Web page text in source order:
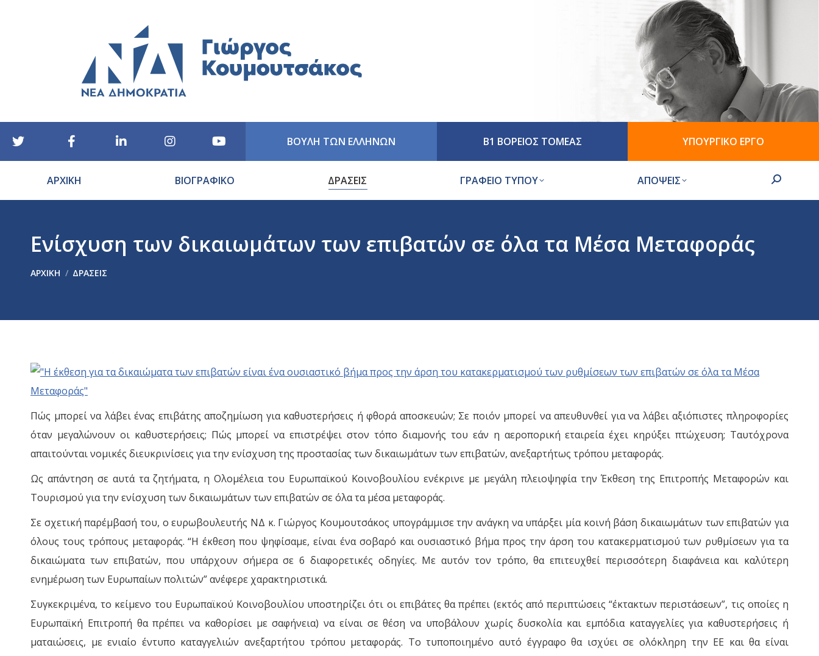
ΒΟΥΛΗ ΤΩΝ ΕΛΛΗΝΩΝ Β1 ΒΟΡΕΙΟΣ ΤΟΜΕΑΣ ΥΠΟΥΡΓΙΚΟ ΕΡΓΟ
ΑΡΧΙΚΗ ΒΙΟΓΡΑΦΙΚΟ ΔΡΑΣΕΙΣ ΓΡΑΦΕΙΟ ΤΥΠΟΥ ΑΠΟΨΕΙΣ Search:
Ενίσχυση των δικαιωμάτων των επιβατών σε όλα τα Μέσα Μεταφοράς
ΑΡΧΙΚΉ ΔΡΑΣΕΙΣ
Πώς μπορεί να λάβει ένας επιβάτης αποζημίωση για καθυστερήσεις ή φθορά αποσκευών; Σε ποιόν μπορεί να απευθυνθεί για να λάβει αξιόπιστες πληροφορίες
όταν μεγαλώνουν οι καθυστερήσεις; Πώς μπορεί να επιστρέψει στον τόπο διαμονής του εάν η αεροπορική εταιρεία έχει κηρύξει πτώχευση; Ταυτόχρονα
απαιτούνται νομικές διευκρινίσεις για την ενίσχυση της προστασίας των δικαιωμάτων των επιβατών, ανεξαρτήτως τρόπου μεταφοράς.
Ως απάντηση σε αυτά τα ζητήματα, η Ολομέλεια του Ευρωπαϊκού Κοινοβουλίου ενέκρινε με μεγάλη πλειοψηφία την Έκθεση της Επιτροπής Μεταφορών και
Τουρισμού για την ενίσχυση των δικαιωμάτων των επιβατών σε όλα τα μέσα μεταφοράς.
Σε σχετική παρέμβασή του, ο ευρωβουλευτής ΝΔ κ. Γιώργος Κουμουτσάκος υπογράμμισε την ανάγκη να υπάρξει μία κοινή βάση δικαιωμάτων των επιβατών για
όλους τους τρόπους μεταφοράς. “Η έκθεση που ψηφίσαμε, είναι ένα σοβαρό και ουσιαστικό βήμα προς την άρση του κατακερματισμού των ρυθμίσεων για τα
δικαιώματα των επιβατών, που υπάρχουν σήμερα σε 6 διαφορετικές οδηγίες. Με αυτόν τον τρόπο, θα επιτευχθεί περισσότερη διαφάνεια και καλύτερη
ενημέρωση των Ευρωπαίων πολιτών” ανέφερε χαρακτηριστικά.
Συγκεκριμένα, το κείμενο του Ευρωπαϊκού Κοινοβουλίου υποστηρίζει ότι οι επιβάτες θα πρέπει (εκτός από περιπτώσεις “έκτακτων περιστάσεων”, τις οποίες η
Ευρωπαϊκή Επιτροπή θα πρέπει να καθορίσει με σαφήνεια) να είναι σε θέση να υποβάλουν χωρίς δυσκολία και εμπόδια καταγγελίες για καθυστερήσεις ή
ματαιώσεις, με ενιαίο έντυπο καταγγελιών ανεξαρτήτου τρόπου μεταφοράς. Το τυποποιημένο αυτό έγγραφο θα ισχύει σε ολόκληρη την ΕΕ και θα είναι